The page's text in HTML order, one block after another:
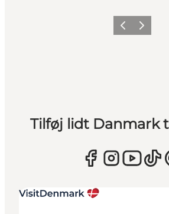
ForrigeNæste
Tilføj lidt Danmark